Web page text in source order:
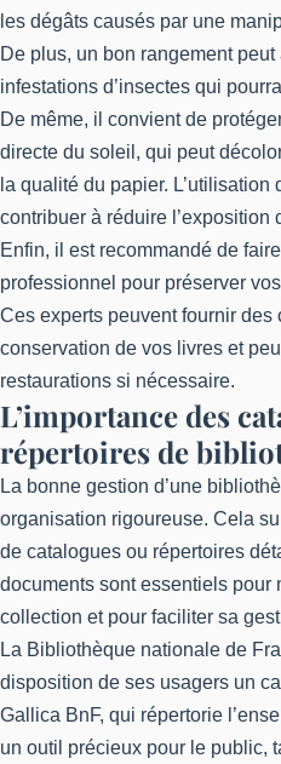
les dégâts causés par une
De plus, un bon rangement
infestations d’insectes qui
De même, il convient de
directe du soleil, qui peut
la qualité du papier.
contribuer à réduire l’exposition
Enfin, il est recommandé de
professionnel pour préserver
Ces experts peuvent fournir
conservation de vos livres et
restaurations si nécessaire.
L’importance des
répertoires de
La bonne gestion d’une
organisation rigoureuse. Cela
de catalogues ou répertoires
documents sont essentiels pour
collection et pour faciliter sa
La Bibliothèque nationale de
disposition de ses usagers un
Gallica BnF, qui répertorie
un outil précieux pour le public,